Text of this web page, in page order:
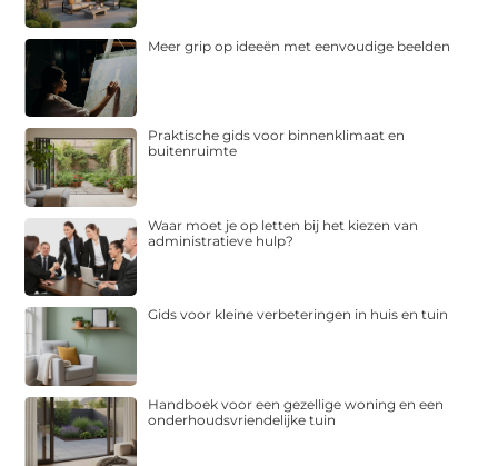
Meer grip op ideeën met eenvoudige beelden
Praktische gids voor binnenklimaat en
buitenruimte
Waar moet je op letten bij het kiezen van
administratieve hulp?
Gids voor kleine verbeteringen in huis en tuin
Handboek voor een gezellige woning en een
onderhoudsvriendelijke tuin